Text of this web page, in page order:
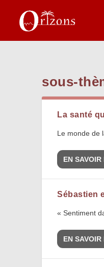
sous-
La santé
Le monde de
EN SAVOIR
Sébastien
« Sentiment
EN SAVOIR